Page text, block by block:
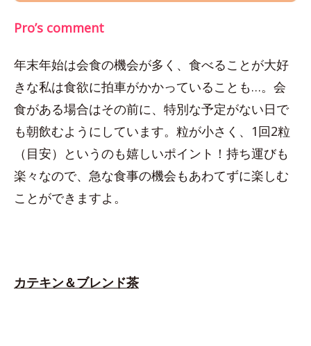
Pro’s comment
年末年始は会食の機会が多く、食べることが大好
きな私は食欲に拍車がかかっていることも…。会
食がある場合はその前に、特別な予定がない日で
も朝飲むようにしています。粒が小さく、1回2粒
（目安）というのも嬉しいポイント！持ち運びも
楽々なので、急な食事の機会もあわてずに楽しむ
ことができますよ。
カテキン＆ブレンド茶